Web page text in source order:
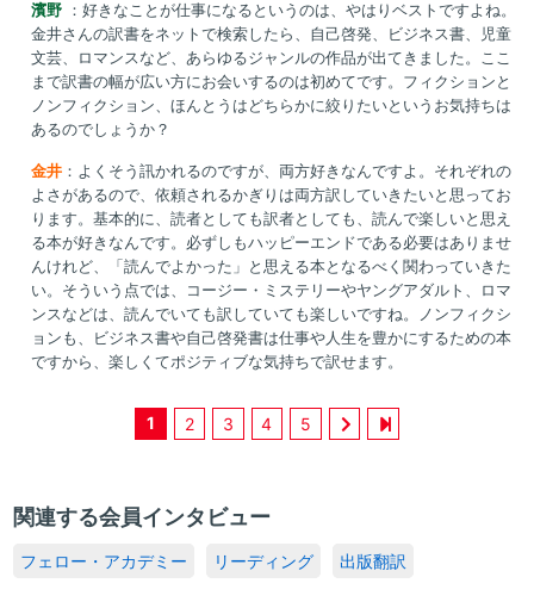
濱野：好きなことが仕事になるというのは、やはりベストですよね。
金井さんの訳書をネットで検索したら、自己啓発、ビジネス書、児童
文芸、ロマンスなど、あらゆるジャンルの作品が出てきました。ここ
まで訳書の幅が広い方にお会いするのは初めてです。フィクションと
ノンフィクション、ほんとうはどちらかに絞りたいというお気持ちは
あるのでしょうか？
金井：よくそう訊かれるのですが、両方好きなんですよ。それぞれの
よさがあるので、依頼されるかぎりは両方訳していきたいと思ってお
ります。基本的に、読者としても訳者としても、読んで楽しいと思え
る本が好きなんです。必ずしもハッピーエンドである必要はありませ
んけれど、「読んでよかった」と思える本となるべく関わっていきた
い。そういう点では、コージー・ミステリーやヤングアダルト、ロマ
ンスなどは、読んでいても訳していても楽しいですね。ノンフィクシ
ョンも、ビジネス書や自己啓発書は仕事や人生を豊かにするための本
ですから、楽しくてポジティブな気持ちで訳せます。
1 2 3 4 5
関連する会員インタビュー
フェロー・アカデミー リーディング 出版翻訳